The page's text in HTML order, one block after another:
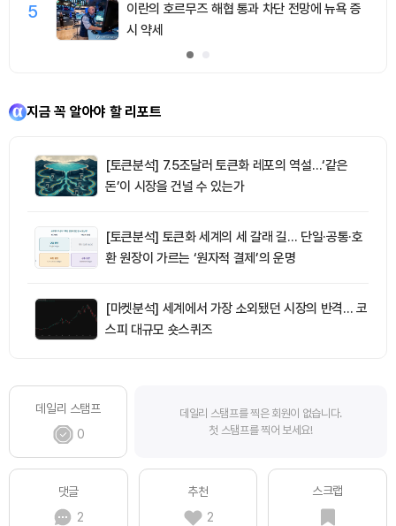
5
이란의 호르무즈 해협 통과 차단 전망에 뉴욕 증
시 약세
지금 꼭 알아야 할 리포트
[토큰분석] 7.5조달러 토큰화 레포의 역설…‘같은
돈’이 시장을 건널 수 있는가
[토큰분석] 토큰화 세계의 세 갈래 길… 단일·공통·호
환 원장이 가르는 ‘원자적 결제’의 운명
[마켓분석] 세계에서 가장 소외됐던 시장의 반격… 코
스피 대규모 숏스퀴즈
데일리 스탬프
0
데일리 스탬프를 찍은 회원이 없습니다.
첫 스탬프를 찍어 보세요!
댓글
2
추천
2
스크랩